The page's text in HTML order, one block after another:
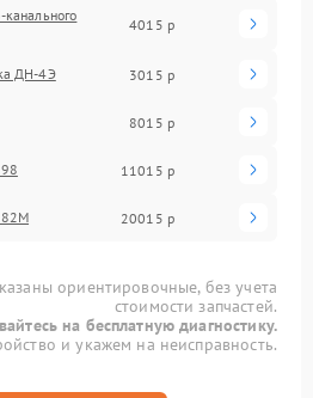
4015 р
ДН-4Э 3015 р
8015 р
11015 р
20015 р
ориентировочные, без учета
стоимости запчастей.
на бесплатную диагностику.
и укажем на неисправность.